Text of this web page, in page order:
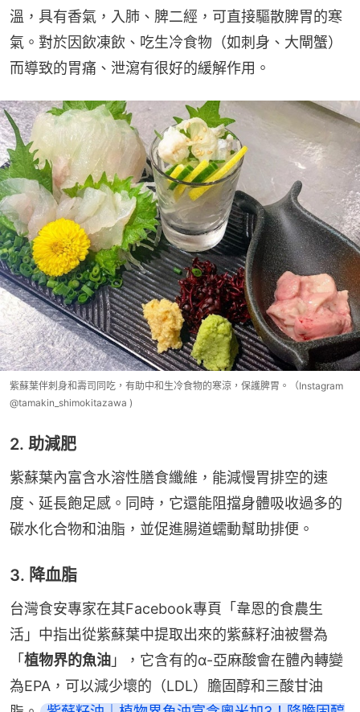
溫，具有香氣，入肺、脾二經，可直接驅散脾胃的寒
氣。對於因飲凍飲、吃生冷食物（如刺身、大閘蟹）
而導致的胃痛、泄瀉有很好的緩解作用。
紫蘇葉伴刺身和壽司同吃，有助中和生冷食物的寒涼，保護脾胃。（Instagram
@tamakin_shimokitazawa )
2. 助減肥
紫蘇葉內富含水溶性膳食纖維，能減慢胃排空的速
度、延長飽足感。同時，它還能阻擋身體吸收過多的
碳水化合物和油脂，並促進腸道蠕動幫助排便。
3. 降血脂
台灣食安專家在其Facebook專頁「韋恩的食農生
活」中指出從紫蘇葉中提取出來的紫蘇籽油被譽為
「植物界的魚油 」，它含有的α-亞麻酸會在體內轉變
為EPA，可以減少壞的（LDL）膽固醇和三酸甘油